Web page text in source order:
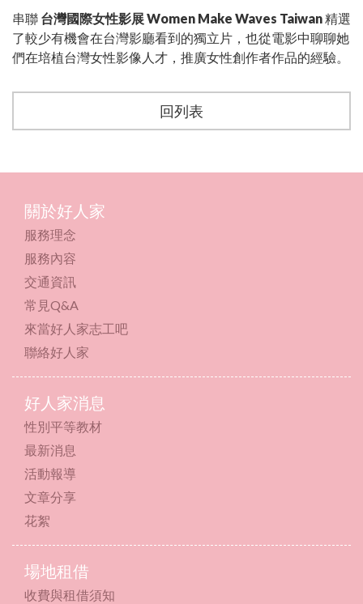
串聯 台灣國際女性影展 Women Make Waves Taiwan精選
了較少有機會在台灣影廳看到的獨立片，也從電影中聊聊她
們在培植台灣女性影像人才，推廣女性創作者作品的經驗。
回列表
關於好人家
服務理念
服務內容
交通資訊
常見Q&A
來當好人家志工吧
聯絡好人家
好人家消息
性別平等教材
最新消息
活動報導
文章分享
花絮
場地租借
收費與租借須知